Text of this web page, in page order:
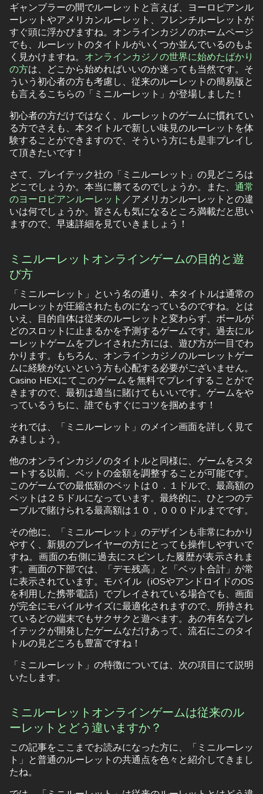
ギャンブラーの間でルーレットと言えば、ヨーロピアンル
ーレットやアメリカンルーレット、フレンチルーレットが
すぐ頭に浮かびますね。オンラインカジノのホームページ
でも、ルーレットのタイトルがいくつか並んでいるのもよ
く見かけますね。 オンラインカジノの世界に始めたばかり
の方は、どこから始めればいいのか迷っても当然です。そ
ういう初心者の方も考慮し、従来のルーレットの簡易版と
も言えるこちらの「ミニルーレット」が登場しました！
初心者の方だけではなく、ルーレットのゲームに慣れてい
る方でさえも、本タイトルで新しい味見のルーレットを体
験することができますので、そういう方にも是非プレイし
て頂きたいです！
さて、プレイテック社の「ミニルーレット」の見どころは
どこでしょうか。本当に勝てるのでしょうか。また、 通常
のヨーロピアンルーレット ／アメリカンルーレットとの違
いは何でしょうか。皆さんも気になるところ満載だと思い
ますので、早速詳細を見ていきましょう！
ミニルーレットオンラインゲームの目的と遊
び方
「ミニルーレット」という名の通り、本タイトルは通常の
ルーレットが圧縮されたものになっているのですね。とは
いえ、目的自体は従来のルーレットと変わらず、ボールが
どのスロットに止まるかを予測するゲームです。過去にル
ーレットゲームをプレイされた方には、遊び方が一目でわ
かります。もちろん、オンラインカジノのルーレットゲー
ムに経験がないという方も心配する必要がございません。
Casino HEXにてこのゲームを無料でプレイすることがで
きますので、最初は適当に賭けてもいいです。ゲームをや
っているうちに、誰でもすぐにコツを掴めます！
それでは、「ミニルーレット」のメイン画面を詳しく見て
みましょう。
他のオンラインカジノのタイトルと同様に、ゲームをスタ
ートする以前、ベットの金額を調整することが可能です。
このゲームでの最低額のベットは０．１ドルで、最高額の
ベットは２５ドルになっています。最終的に、ひとつのテ
ーブルで賭けられる最高額は１０，０００ドルまでです。
その他に、「ミニルーレット」のデザインも非常にわかり
やすく、新規のプレイヤーの方にとっても操作しやすいで
すね。画面の右側に過去にスピンした履歴が表示されま
す。画面の下部では、「デモ残高」と「ベット合計」が常
に表示されています。モバイル（iOSやアンドロイドのOS
を利用した携帯電話）でプレイされている場合でも、画面
が完全にモバイルサイズに最適化されますので、所持され
ているどの端末でもサクサクと遊べます。あの有名なプレ
イテックが開発したゲームなだけあって、流石にこのタイ
トルの見どころも豊富ですね！
「ミニルーレット」の特徴については、次の項目にて説明
いたします。
ミニルーレットオンラインゲームは従来のル
ーレットとどう違いますか？
この記事をここまでお読みになった方に、「ミニルーレッ
ト」と普通のルーレットの共通点を色々と紹介してきまし
たね。